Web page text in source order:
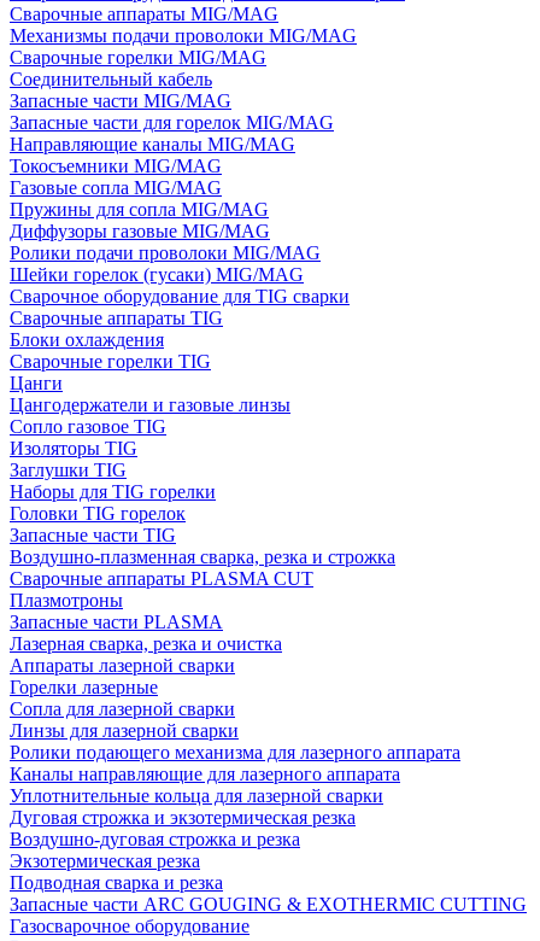
Сварочные аппараты MIG/MAG
Механизмы подачи проволоки MIG/MAG
Сварочные горелки MIG/MAG
Соединительный кабель
Запасные части MIG/MAG
Запасные части для горелок MIG/MAG
Направляющие каналы MIG/MAG
Токосъемники MIG/MAG
Газовые сопла MIG/MAG
Пружины для сопла MIG/MAG
Диффузоры газовые MIG/MAG
Ролики подачи проволоки MIG/MAG
Шейки горелок (гусаки) MIG/MAG
Сварочное оборудование для TIG сварки
Сварочные аппараты TIG
Блоки охлаждения
Сварочные горелки TIG
Цанги
Цангодержатели и газовые линзы
Сопло газовое TIG
Изоляторы TIG
Заглушки TIG
Наборы для TIG горелки
Головки TIG горелок
Запасные части TIG
Воздушно-плазменная сварка, резка и строжка
Сварочные аппараты PLASMA CUT
Плазмотроны
Запасные части PLASMA
Лазерная сварка, резка и очистка
Аппараты лазерной сварки
Горелки лазерные
Сопла для лазерной сварки
Линзы для лазерной сварки
Ролики подающего механизма для лазерного аппарата
Каналы направляющие для лазерного аппарата
Уплотнительные кольца для лазерной сварки
Дуговая строжка и экзотермическая резка
Воздушно-дуговая строжка и резка
Экзотермическая резка
Подводная сварка и резка
Запасные части ARC GOUGING & EXOTHERMIC CUTTING
Газосварочное оборудование